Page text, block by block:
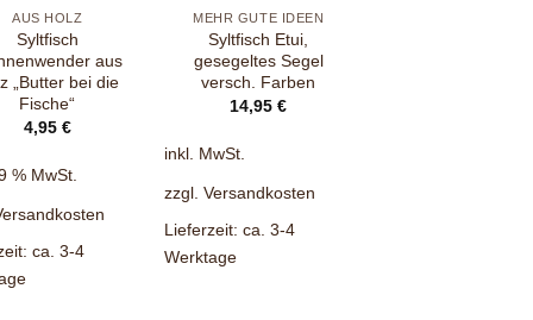
AUS HOLZ
Syltfisch
aus
„Butter bei die
Fische“
4,95 €
% MwSt.
ca. 3-4
MEHR GUTE IDEEN
Syltfisch Etui,
gesegeltes Segel
versch. Farben
14,95€
inkl. MwSt.
zzgl.Versandkosten
Lieferzeit:ca. 3-4
Werktage